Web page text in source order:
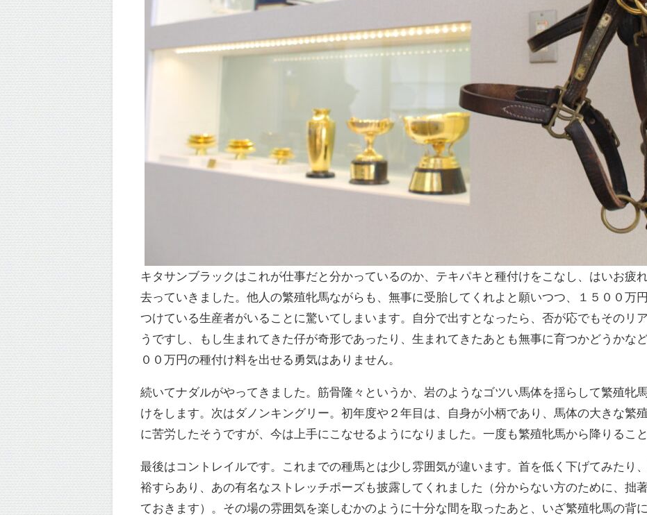
キタサンブラックはこれが仕事だと分かっているのか、テキパキと種付けをこなし、はいお疲
去っていきました。他人の繁殖牝馬ながらも、無事に受胎してくれよと願いつつ、１５００万
つけている生産者がいることに驚いてしまいます。自分で出すとなったら、否が応でもそのリ
うですし、もし生まれてきた仔が奇形であったり、生まれてきたあとも無事に育つかどうかな
００万円の種付け料を出せる勇気はありません。
続いてナダルがやってきました。筋骨隆々というか、岩のようなゴツい馬体を揺らして繁殖牝
けをします。次はダノンキングリー。初年度や２年目は、自身が小柄であり、馬体の大きな繁
に苦労したそうですが、今は上手にこなせるようになりました。一度も繁殖牝馬から降りるこ
最後はコントレイルです。これまでの種馬とは少し雰囲気が違います。首を低く下げてみたり
裕すらあり、あの有名なストレッチポーズも披露してくれました（分からない方のために、拙
ておきます）。その場の雰囲気を楽しむかのように十分な間を取ったあと、いざ繁殖牝馬の背